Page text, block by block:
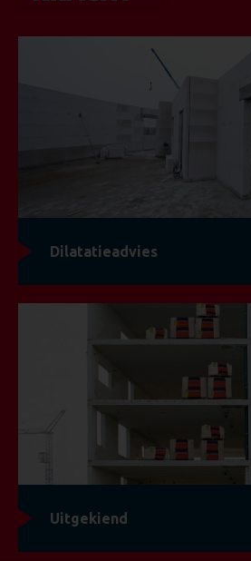
Dilatatieadvies
Uitgekiend